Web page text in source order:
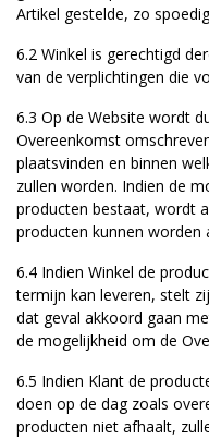
Artikel gestelde, zo
6.2 Winkel is gerechtigd
van de verplichtingen die
6.3 Op de Website wordt
Overeenkomst
plaatsvinden en binnen
zullen worden. Indien de
producten bestaat, wordt
producten kunnen worden
6.4 Indien Winkel de
termijn kan leveren, stelt
dat geval akkoord gaan
de mogelijkheid om de
6.5 Indien Klant de
doen op de dag zoals
producten niet afhaalt,